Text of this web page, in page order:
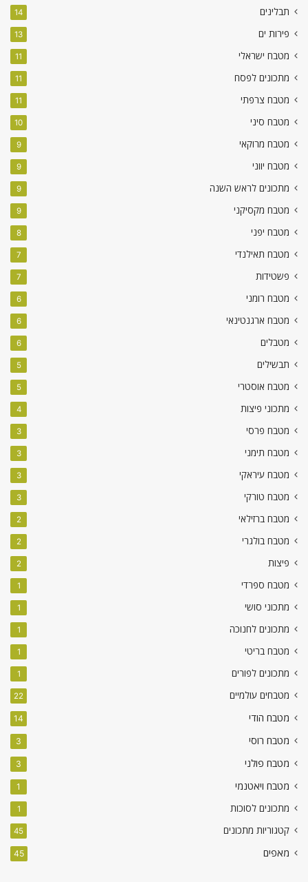
תבלינים 14
פירות ים 13
מטבח ישראלי 11
מתכונים לפסח 11
מטבח צרפתי 11
מטבח סיני 10
מטבח מרוקאי 9
מטבח יווני 9
מתכונים לראש השנה 9
מטבח מקסיקני 9
מטבח יפני 8
מטבח תאילנדי 7
פשטידות 7
מטבח רומני 6
מטבח ארגנטינאי 6
מטבלים 6
תבשילים 5
מטבח אוסטרי 5
מתכוני פיצות 4
מטבח פרסי 3
מטבח תימני 3
מטבח עיראקי 3
מטבח טורקי 3
מטבח ברזילאי 2
מטבח בולגרי 2
פיצות 2
מטבח ספרדי 1
מתכוני סושי 1
מתכונים לחנוכה 1
מטבח בריטי 1
מתכונים לפורים 1
מטבחים עולמיים 22
מטבח הודי 14
מטבח רוסי 3
מטבח פולני 3
מטבח ויאטנמי 1
מתכונים לסוכות 1
קטגוריות מתכונים 45
מאפים 45